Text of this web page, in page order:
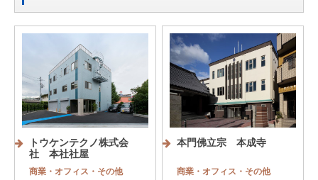
トウケンテクノ株式会
社 本社社屋
商業・オフィス・その他
本門佛立宗 本成寺
商業・オフィス・その他